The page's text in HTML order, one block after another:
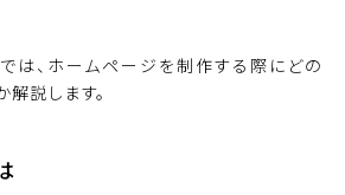
は、ホームページを制作する際にどの
説します。